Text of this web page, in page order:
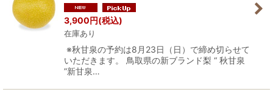
3,900円(税込)
在庫あり
※秋甘泉の予約は8月23日（日）で締め切らせて
いただきます。 鳥取県の新ブランド梨 “ 秋甘泉
”新甘泉…